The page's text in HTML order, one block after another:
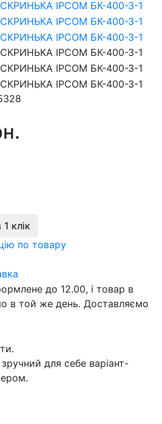
клік
по товару
до 12.00, і товар в
в той же день. Доставляємо
для себе варіант-